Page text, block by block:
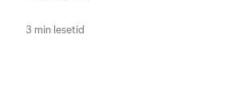
3 min lesetid